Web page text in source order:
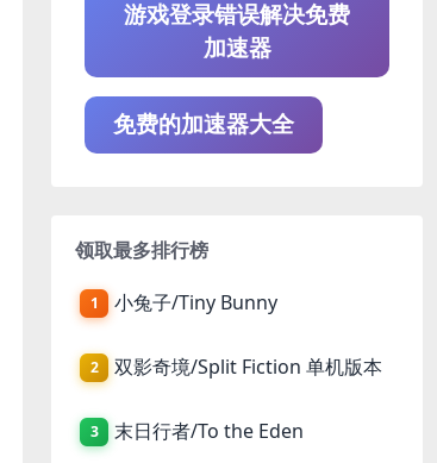
游戏登录错误解决免费
加速器
免费的加速器大全
领取最多排行榜
1 小兔子/Tiny Bunny
2 双影奇境/Split Fiction 单机版本
3 末日行者/To the Eden